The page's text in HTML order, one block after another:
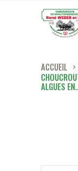
ACCUEIL
ALGUES